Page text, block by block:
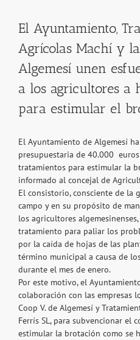
Image
El Ayuntamiento,
Agrícolas Machí y
Algemesí unen
a los agricultores a
para estimular el
El Ayuntamiento de Algemesí
presupuestaria de 40.000
tratamientos para estimular la
informado al concejal de
El consistorio, consciente de la
campo y en su propósito de
los agricultores
tratamiento para paliar los
por la caída de hojas de las
término municipal a causa de
durante el mes de enero.
Por este motivo, el
colaboración con las empresas
Coop V. de Algemesí y
Ferrís SL, para subvencionar el
estimular la brotación como se